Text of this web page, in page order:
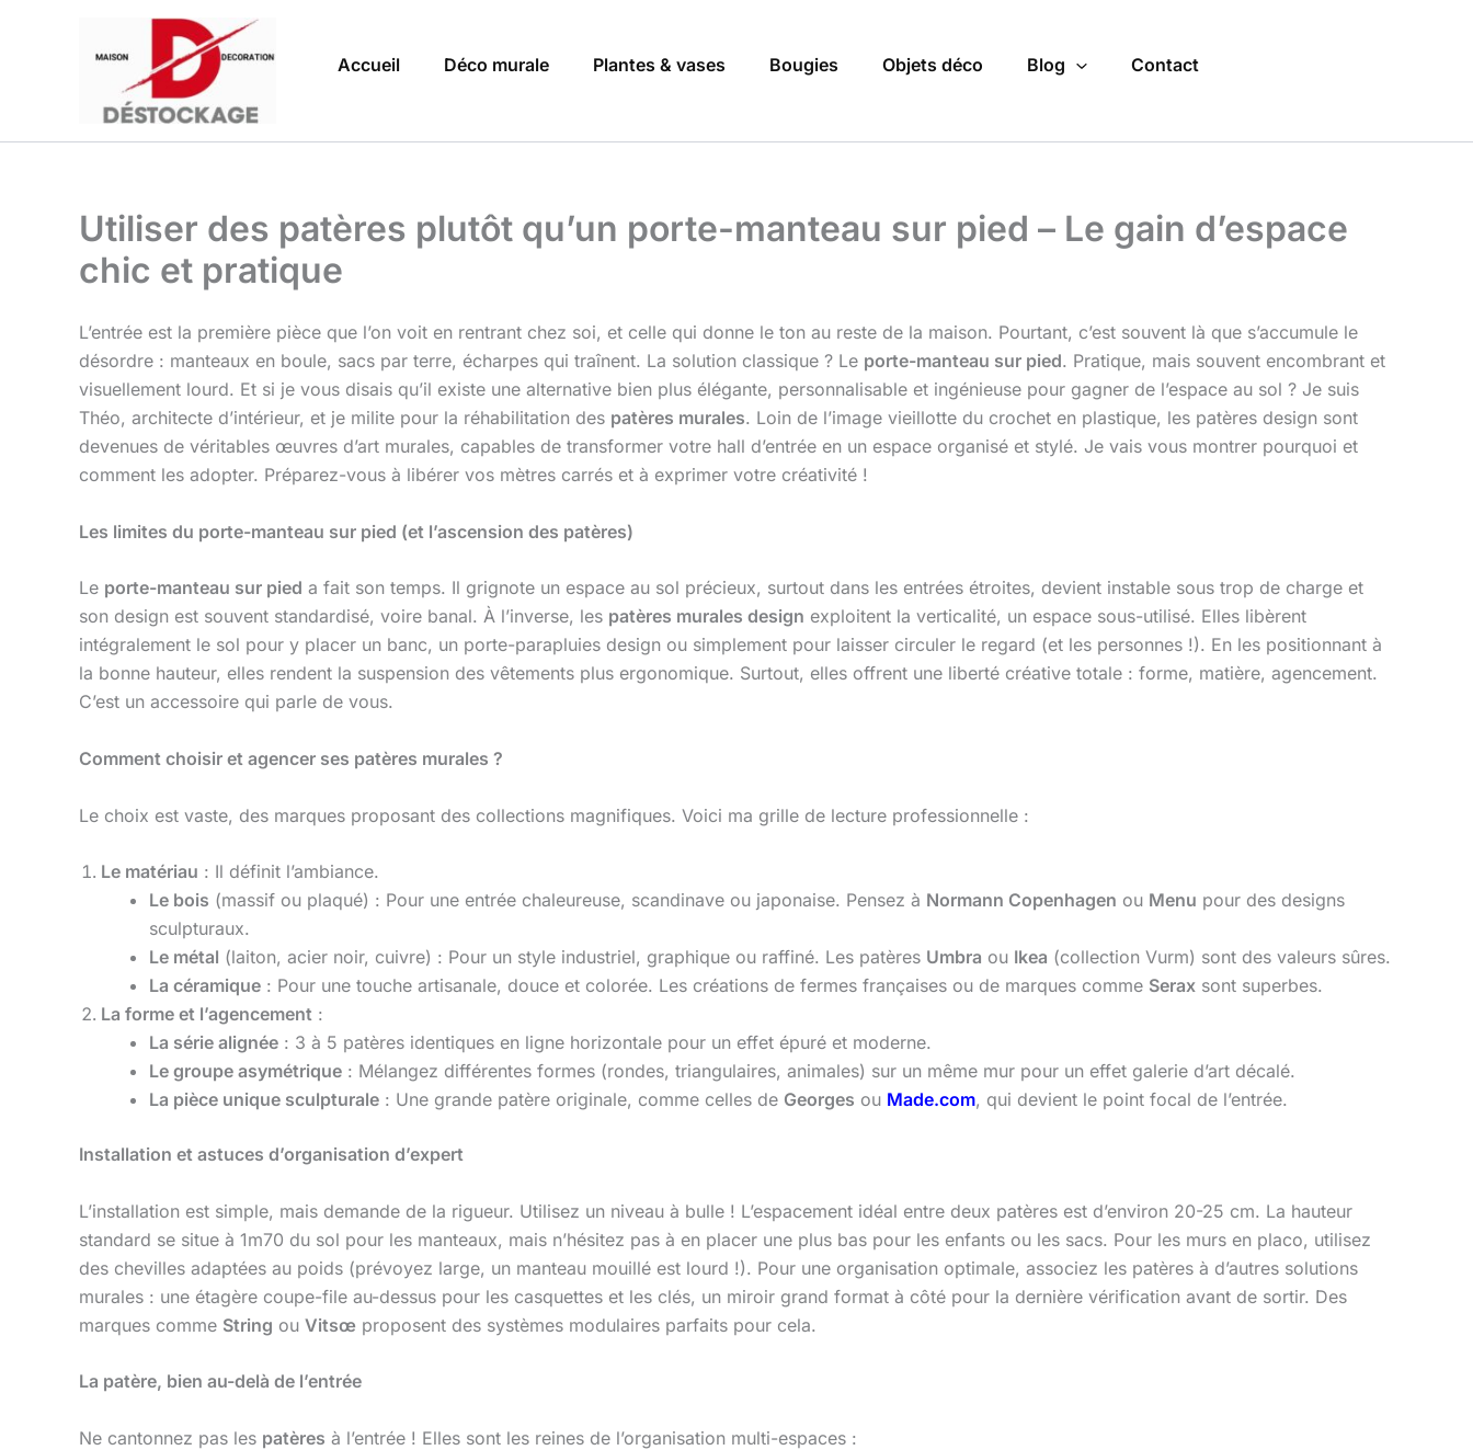
Accueil Déco murale Plantes & vases Bougies Objets déco Blog Contact
Utiliser des patères plutôt qu’un porte-manteau sur pied – Le gain d’espace
chic et pratique
L’entrée est la première pièce que l’on voit en rentrant chez soi, et celle qui donne le ton au reste de la maison. Pourtant, c’est souvent là que s’accumule le
désordre : manteaux en boule, sacs par terre, écharpes qui traînent. La solution classique ? Le porte-manteau sur pied. Pratique, mais souvent encombrant et
visuellement lourd. Et si je vous disais qu’il existe une alternative bien plus élégante, personnalisable et ingénieuse pour gagner de l’espace au sol ? Je suis
Théo, architecte d’intérieur, et je milite pour la réhabilitation des patères murales. Loin de l’image vieillotte du crochet en plastique, les patères design sont
devenues de véritables œuvres d’art murales, capables de transformer votre hall d’entrée en un espace organisé et stylé. Je vais vous montrer pourquoi et
comment les adopter. Préparez-vous à libérer vos mètres carrés et à exprimer votre créativité !
Les limites du porte-manteau sur pied (et l’ascension des patères)
Le porte-manteau sur pied a fait son temps. Il grignote un espace au sol précieux, surtout dans les entrées étroites, devient instable sous trop de charge et
son design est souvent standardisé, voire banal. À l’inverse, les patères murales design exploitent la verticalité, un espace sous-utilisé. Elles libèrent
intégralement le sol pour y placer un banc, un porte-parapluies design ou simplement pour laisser circuler le regard (et les personnes !). En les positionnant à
la bonne hauteur, elles rendent la suspension des vêtements plus ergonomique. Surtout, elles offrent une liberté créative totale : forme, matière, agencement.
C’est un accessoire qui parle de vous.
Comment choisir et agencer ses patères murales ?
Le choix est vaste, des marques proposant des collections magnifiques. Voici ma grille de lecture professionnelle :
Le matériau : Il définit l’ambiance.
Le bois (massif ou plaqué) : Pour une entrée chaleureuse, scandinave ou japonaise. Pensez à Normann Copenhagen ou Menu pour des designs
sculpturaux.
Le métal (laiton, acier noir, cuivre) : Pour un style industriel, graphique ou raffiné. Les patères Umbra ou Ikea (collection Vurm) sont des valeurs sûres.
La céramique : Pour une touche artisanale, douce et colorée. Les créations de fermes françaises ou de marques comme Serax sont superbes.
La forme et l’agencement :
La série alignée : 3 à 5 patères identiques en ligne horizontale pour un effet épuré et moderne.
Le groupe asymétrique : Mélangez différentes formes (rondes, triangulaires, animales) sur un même mur pour un effet galerie d’art décalé.
La pièce unique sculpturale : Une grande patère originale, comme celles de Georges ou Made.com, qui devient le point focal de l’entrée.
Installation et astuces d’organisation d’expert
L’installation est simple, mais demande de la rigueur. Utilisez un niveau à bulle ! L’espacement idéal entre deux patères est d’environ 20-25 cm. La hauteur
standard se situe à 1m70 du sol pour les manteaux, mais n’hésitez pas à en placer une plus bas pour les enfants ou les sacs. Pour les murs en placo, utilisez
des chevilles adaptées au poids (prévoyez large, un manteau mouillé est lourd !). Pour une organisation optimale, associez les patères à d’autres solutions
murales : une étagère coupe-file au-dessus pour les casquettes et les clés, un miroir grand format à côté pour la dernière vérification avant de sortir. Des
marques comme String ou Vitsœ proposent des systèmes modulaires parfaits pour cela.
La patère, bien au-delà de l’entrée
Ne cantonnez pas les patères à l’entrée ! Elles sont les reines de l’organisation multi-espaces :